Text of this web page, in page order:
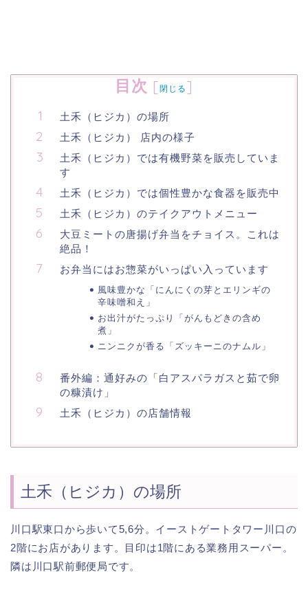
目次 [閉じる ]
土禾（ヒジカ）の場所
土禾（ヒジカ） 店内の様子
土禾（ヒジカ）では有機野菜を販売していま
す
土禾（ヒジカ）では個性豊かな食器を販売中
土禾（ヒジカ）のテイクアウトメニュー
大豆ミートの唐揚げ弁当をチョイス。これは
絶品！
お弁当にはお惣菜がいっぱい入っています
風味豊かな「にんにくの芽とエリンギの
辛味噌和え」
お出汁がたっぷり「がんもどきの含め
煮」
ニンニクが香る「ズッキーニのナムル」
番外編：通好みの「白アスパラガスと茹で卵
の糠漬け」
土禾（ヒジカ）の店舗情報
土禾（ヒジカ）の場所
川口駅東口から歩いて5,6分。イーストゲートタワー川口の
2階にお店があります。目印は1階にある業務用スーパー。
隣は川口駅前郵便局です。